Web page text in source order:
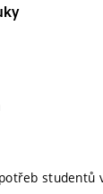
studentů